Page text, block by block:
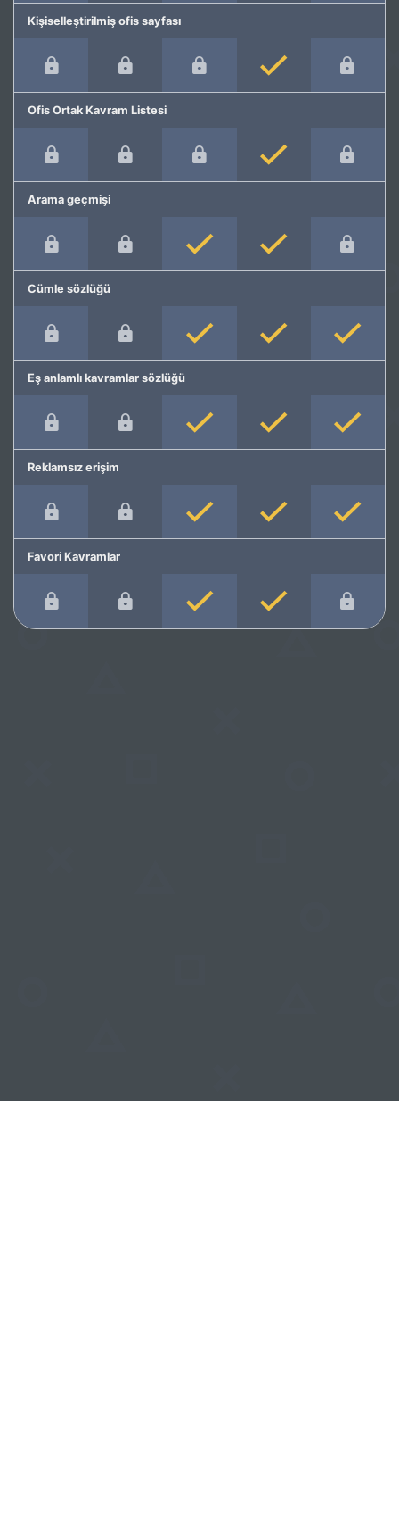
Kişiselleştirilmiş ofis sayfası
Ofis Ortak Kavram Listesi
Arama geçmişi
Cümle sözlüğü
Eş anlamlı kavramlar sözlüğü
Reklamsız erişim
Favori Kavramlar